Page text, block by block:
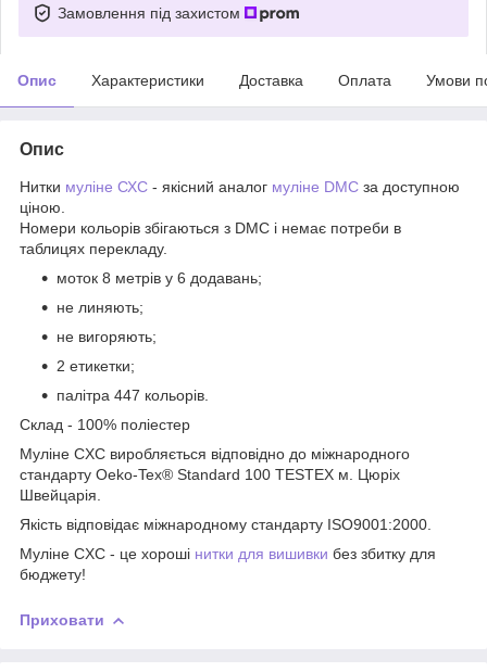
Замовлення під захистом
Опис Характеристики Доставка Оплата Умови
Опис
Нитки муліне СХС - якісний аналог муліне DMC за доступною
ціною.
Номери кольорів збігаються з DMC і немає потреби в
таблицях перекладу.
моток 8 метрів у 6 додавань;
не линяють;
не вигоряють;
2 етикетки;
палітра 447 кольорів.
Склад - 100% поліестер
Муліне CXC виробляється відповідно до міжнародного
стандарту Oeko-Tex® Standard 100 TESTEX м. Цюріх
Швейцарія.
Якість відповідає міжнародному стандарту ISO9001:2000.
​​Муліне CXC - це хороші нитки для вишивки без збитку для
бюджету!
Приховати